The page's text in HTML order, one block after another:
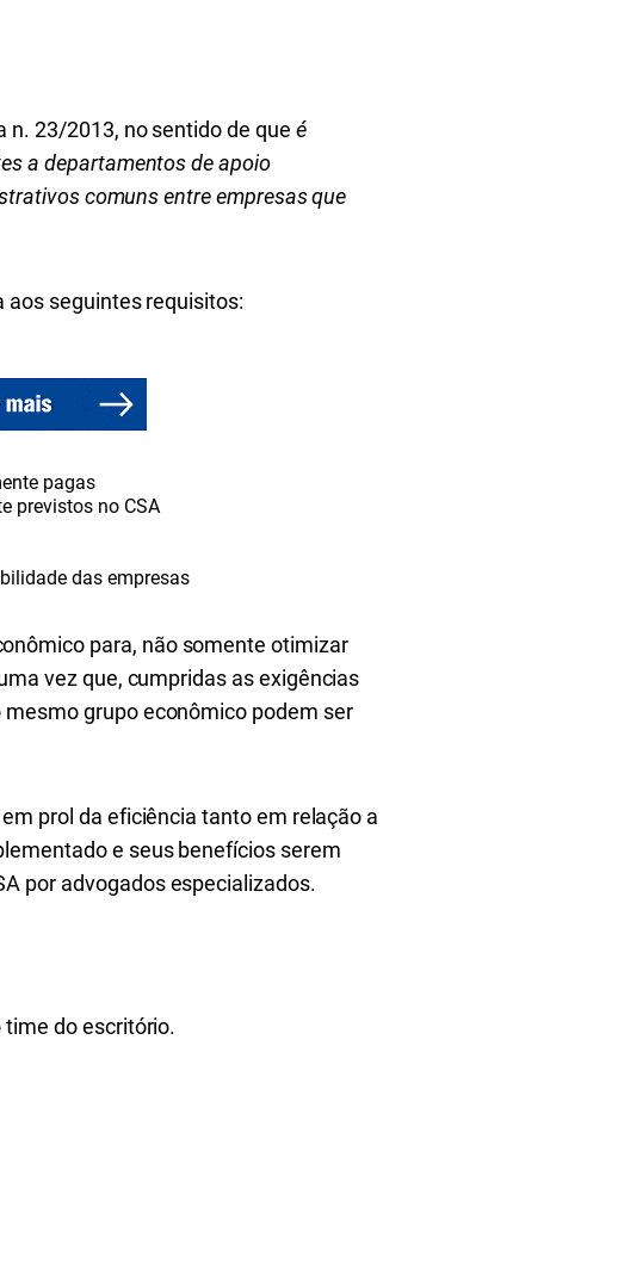
n. 23/2013, no sentido de que é
a departamentos de apoio
comuns entre empresas que
aos seguintes requisitos:
pagas
previstos no CSA
das empresas
para, não somente otimizar
vez que, cumpridas as exigências
grupo econômico podem ser
prol da eficiência tanto em relação a
e seus benefícios serem
por advogados especializados.
time do escritório.